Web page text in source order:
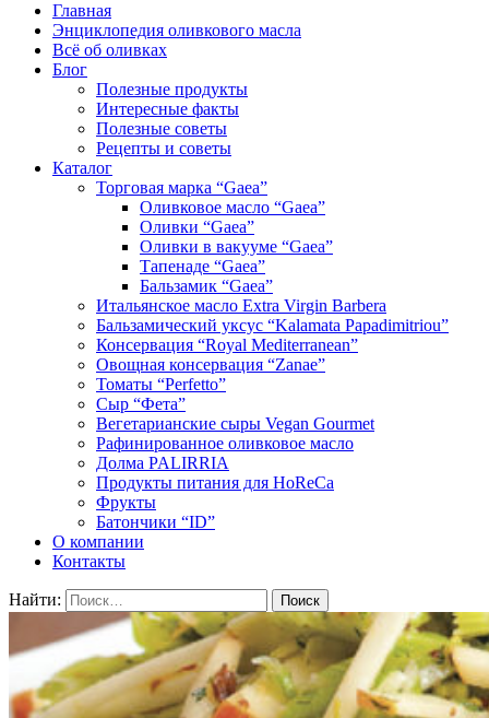
Главная
Энциклопедия оливкового масла
Всё об оливках
Блог
Полезные продукты
Интересные факты
Полезные советы
Рецепты и советы
Каталог
Торговая марка “Gaea”
Оливковое масло “Gaea”
Оливки “Gaea”
Оливки в вакууме “Gaea”
Тапенаде “Gaea”
Бальзамик “Gaea”
Итальянское масло Extra Virgin Barbera
Бальзамический уксус “Kalamata Papadimitriou”
Консервация “Royal Mediterranean”
Овощная консервация “Zanae”
Томаты “Perfetto”
Сыр “Фета”
Вегетарианские сыры Vegan Gourmet
Рафинированное оливковое масло
Долма PALIRRIA
Продукты питания для HoReCa
Фрукты
Батончики “ID”
О компании
Контакты
Найти: